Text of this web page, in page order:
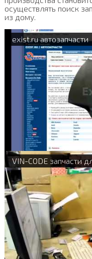
осуществлять поиск
из дому.
exist.ru автозапчасти
VIN-CODE запчасти